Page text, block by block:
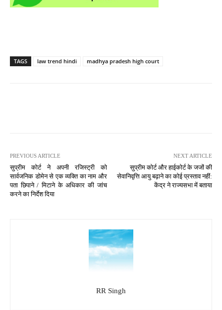
TAGS law trend hindi madhya pradesh high court
PREVIOUS ARTICLE
सुप्रीम कोर्ट ने अपनी रजिस्ट्री को
सार्वजनिक डोमेन से एक व्यक्ति का नाम और
पता छिपाने / मिटाने के अधिकार की जांच
करने का निर्देश दिया
NEXT ARTICLE
सुप्रीम कोर्ट और हाईकोर्ट के जजों की
सेवानिवृत्ति आयु बढ़ाने का कोई प्रस्ताव नहीं:
केंद्र ने राज्यसभा में बताया
RR Singh